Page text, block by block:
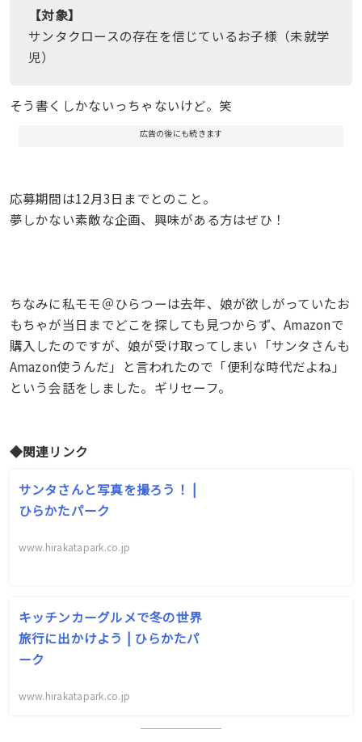
【対象】
サンタクロースの存在を信じているお子様（未就学
児）
そう書くしかないっちゃないけど。笑
広告の後にも続きます
応募期間は12月3日までとのこと。
夢しかない素敵な企画、興味がある方はぜひ！
ちなみに私モモ＠ひらつーは去年、娘が欲しがっていたお
もちゃが当日までどこを探しても見つからず、Amazonで
購入したのですが、娘が受け取ってしまい「サンタさんも
Amazon使うんだ」と言われたので「便利な時代だよね」
という会話をしました。ギリセーフ。
◆関連リンク
サンタさんと写真を撮ろう！ |
ひらかたパーク
www.hirakatapark.co.jp
キッチンカーグルメで冬の世界
旅行に出かけよう | ひらかたパ
ーク
www.hirakatapark.co.jp